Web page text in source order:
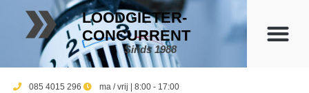
LOODGIETER-
CONCURRENT
Sinds 1988
085 4015 296 ma / vrij | 8:00 - 17:00